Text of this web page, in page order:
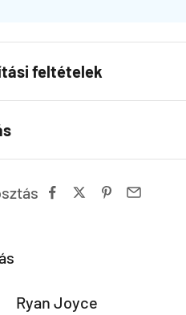
feltételek
Ryan Joyce